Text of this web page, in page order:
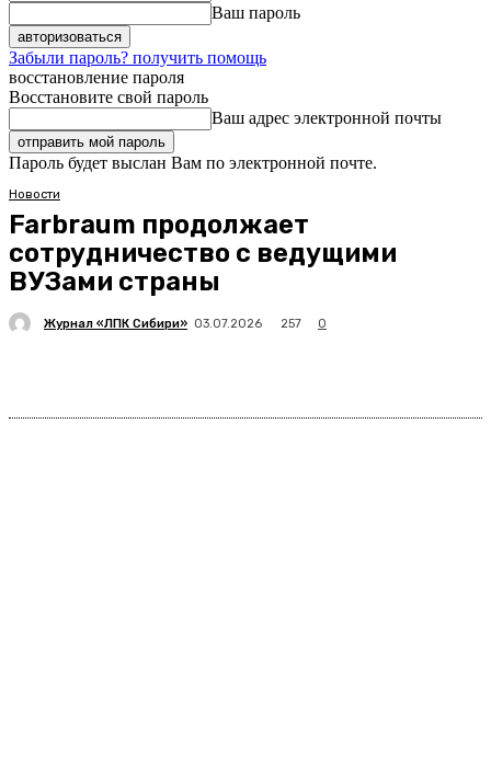
Ваш пароль
Забыли пароль? получить помощь
восстановление пароля
Восстановите свой пароль
Ваш адрес электронной почты
Пароль будет выслан Вам по электронной почте.
Новости
Farbraum продолжает
сотрудничество с ведущими
ВУЗами страны
Журнал «ЛПК Сибири» 03.07.2026 257 0